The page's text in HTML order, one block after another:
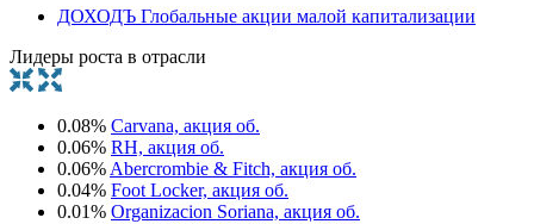
ДОХОДЪ Глобальные акции малой капитализации
Лидеры роста в отрасли
0.08% Carvana, акция об.
0.06% RH, акция об.
0.06% Abercrombie & Fitch, акция об.
0.04% Foot Locker, акция об.
0.01% Organizacion Soriana, акция об.